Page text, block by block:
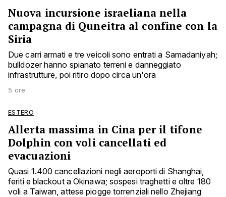
Nuova incursione israeliana nella
campagna di Quneitra al confine con la
Siria
Due carri armati e tre veicoli sono entrati a Samadaniyah;
bulldozer hanno spianato terreni e danneggiato
infrastrutture, poi ritiro dopo circa un'ora
5 ore
ESTERO
Allerta massima in Cina per il tifone
Dolphin con voli cancellati ed
evacuazioni
Quasi 1.400 cancellazioni negli aeroporti di Shanghai,
feriti e blackout a Okinawa; sospesi traghetti e oltre 180
voli a Taiwan, attese piogge torrenziali nello Zhejiang